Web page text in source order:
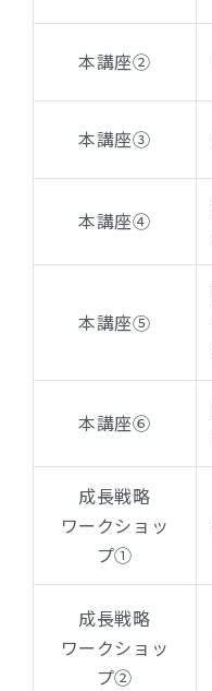
本講座②
本講座③
本講座④
本講座⑤
本講座⑥
成長戦略
ワークショッ
プ①
成長戦略
ワークショッ
プ②